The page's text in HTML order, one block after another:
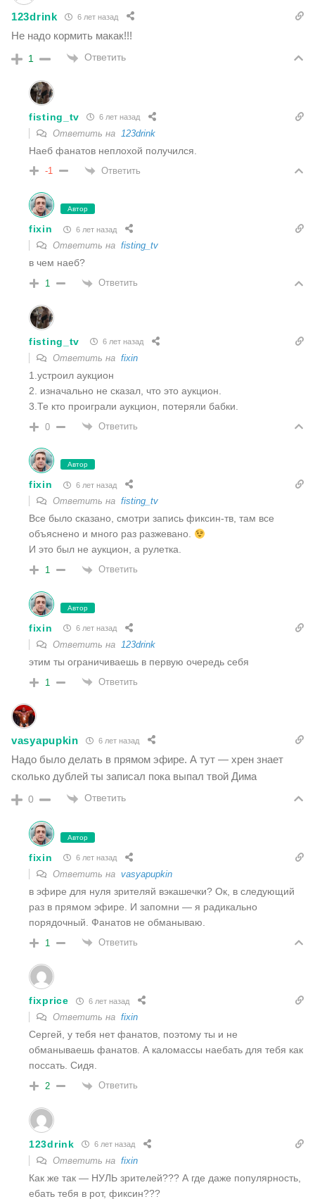
123drink 6 лет назад
Не надо кормить макак!!!
1 Ответить
fisting_tv 6 лет назад
Ответить на 123drink
Наеб фанатов неплохой получился.
-1 Ответить
Автор
fixin 6 лет назад
Ответить на fisting_tv
в чем наеб?
1 Ответить
fisting_tv 6 лет назад
Ответить на fixin
1.устроил аукцион
2. изначально не сказал, что это аукцион.
3.Те кто проиграли аукцион, потеряли бабки.
0 Ответить
Автор
fixin 6 лет назад
Ответить на fisting_tv
Все было сказано, смотри запись фиксин-тв, там все
объяснено и много раз разжевано.
И это был не аукцион, а рулетка.
1 Ответить
Автор
fixin 6 лет назад
Ответить на 123drink
этим ты ограничиваешь в первую очередь себя
1 Ответить
vasyapupkin 6 лет назад
Надо было делать в прямом эфире. А тут — хрен знает
сколько дублей ты записал пока выпал твой Дима
0 Ответить
Автор
fixin 6 лет назад
Ответить на vasyapupkin
в эфире для нуля зрителяй вэкашечки? Ок, в следующий
раз в прямом эфире. И запомни — я радикально
порядочный. Фанатов не обманываю.
1 Ответить
fixprice 6 лет назад
Ответить на fixin
Сергей, у тебя нет фанатов, поэтому ты и не
обманываешь фанатов. А каломассы наебать для тебя как
поссать. Сидя.
2 Ответить
123drink 6 лет назад
Ответить на fixin
Как же так — НУЛЬ зрителей??? А где даже популярность,
ебать тебя в рот, фиксин???